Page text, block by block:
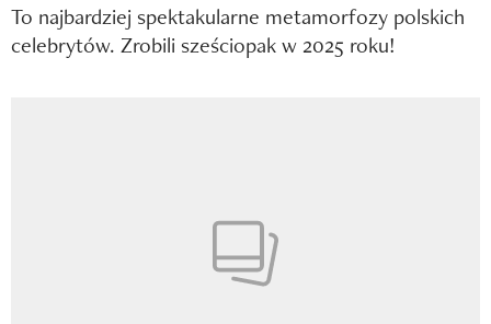
To najbardziej spektakularne metamorfozy polskich
celebrytów. Zrobili sześciopak w 2025 roku!